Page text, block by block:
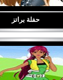
حفلة براتز